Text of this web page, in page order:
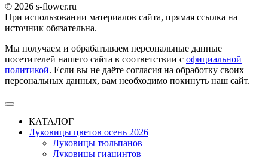
© 2026 s-flower.ru
При использовании материалов сайта, прямая ссылка на
источник обязательна.
Мы получаем и обрабатываем персональные данные
посетителей нашего сайта в соответствии с официальной
политикой. Если вы не даёте согласия на обработку своих
персональных данных, вам необходимо покинуть наш сайт.
КАТАЛОГ
Луковицы цветов осень 2026
Луковицы тюльпанов
Луковицы гиацинтов